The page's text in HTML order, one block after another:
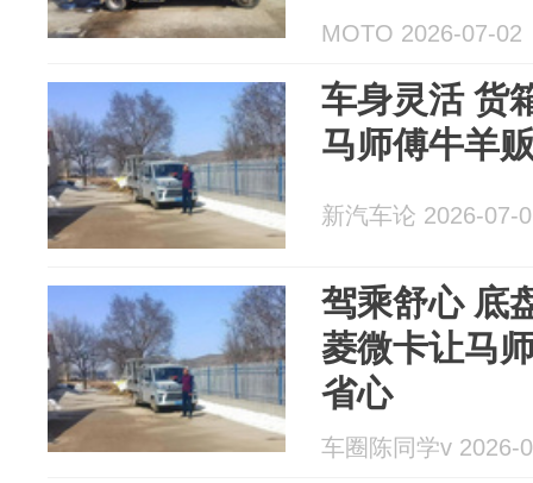
MOTO 2026-07-02
车身灵活 货
马师傅牛羊
新汽车论 2026-07-
驾乘舒心 底
菱微卡让马
省心
车圈陈同学v 2026-